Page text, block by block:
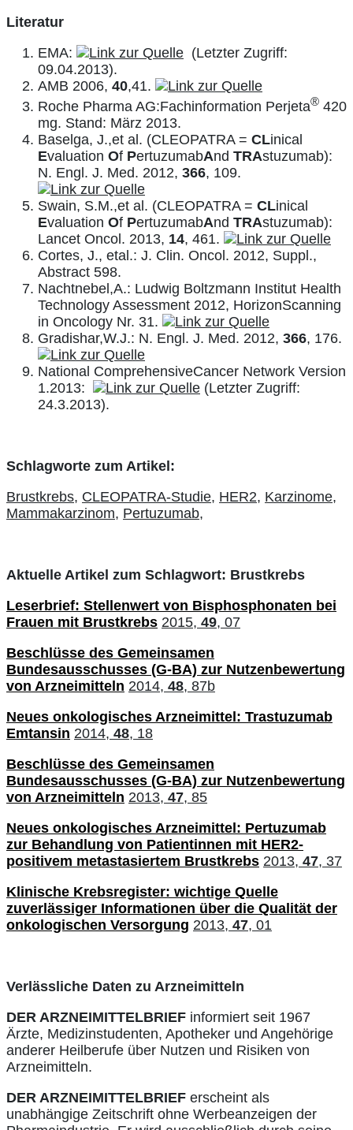
Literatur
EMA:
(Letzter Zugriff:
09.04.2013).
AMB 2006, 40,41.
Roche Pharma AG:Fachinformation Perjeta® 420
mg. Stand: März 2013.
Baselga, J.,et al. (CLEOPATRA = CLinical
Evaluation Of PertuzumabAnd TRAstuzumab):
N. Engl. J. Med. 2012, 366, 109.
Swain, S.M.,et al. (CLEOPATRA = CLinical
Evaluation Of PertuzumabAnd TRAstuzumab):
Lancet Oncol. 2013, 14, 461.
Cortes, J., etal.: J. Clin. Oncol. 2012, Suppl.,
Abstract 598.
Nachtnebel,A.: Ludwig Boltzmann Institut Health
Technology Assessment 2012, HorizonScanning
in Oncology Nr. 31.
Gradishar,W.J.: N. Engl. J. Med. 2012, 366, 176.
National ComprehensiveCancer Network Version
1.2013:
(Letzter Zugriff:
24.3.2013).
Schlagworte zum Artikel:
Brustkrebs, CLEOPATRA-Studie, HER2, Karzinome,
Mammakarzinom, Pertuzumab,
Aktuelle Artikel zum Schlagwort: Brustkrebs
Leserbrief: Stellenwert von Bisphosphonaten bei
Frauen mit Brustkrebs 2015, 49, 07
Beschlüsse des Gemeinsamen
Bundesausschusses (G-BA) zur Nutzenbewertung
von Arzneimitteln 2014, 48, 87b
Neues onkologisches Arzneimittel: Trastuzumab
Emtansin 2014, 48, 18
Beschlüsse des Gemeinsamen
Bundesausschusses (G-BA) zur Nutzenbewertung
von Arzneimitteln 2013, 47, 85
Neues onkologisches Arzneimittel: Pertuzumab
zur Behandlung von Patientinnen mit HER2-
positivem metastasiertem Brustkrebs 2013, 47, 37
Klinische Krebsregister: wichtige Quelle
zuverlässiger Informationen über die Qualität der
onkologischen Versorgung 2013, 47, 01
Verlässliche Daten zu Arzneimitteln
DER ARZNEIMITTELBRIEF informiert seit 1967
Ärzte, Medizinstudenten, Apotheker und Angehörige
anderer Heilberufe über Nutzen und Risiken von
Arzneimitteln.
DER ARZNEIMITTELBRIEF erscheint als
unabhängige Zeitschrift ohne Werbeanzeigen der